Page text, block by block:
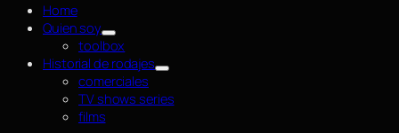
Home
Quien soy
toolbox
Historial de rodajes
comerciales
TV shows series
films